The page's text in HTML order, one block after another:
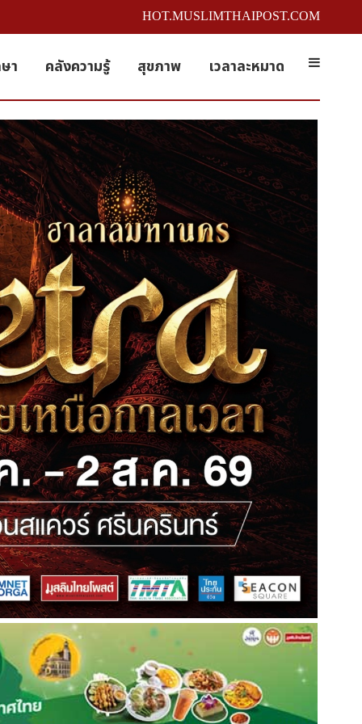
HOT.MUSLIMTHAIPOST.COM
า คลังความรู้ สุขภาพ เวลาละหมาด